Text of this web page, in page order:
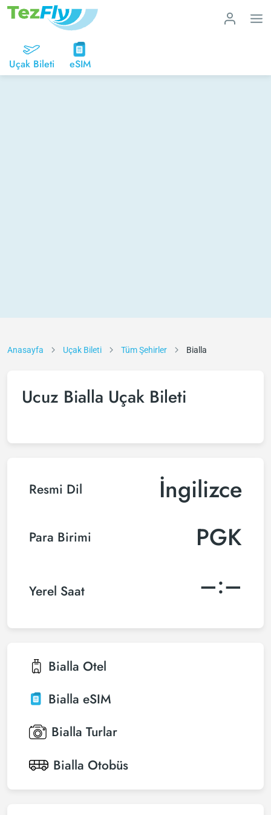
Uçak Bileti eSIM
Anasayfa Uçak Bileti Tüm Şehirler Bialla
Ucuz Bialla Uçak Bileti
Resmi Dil İngilizce
Para Birimi PGK
Yerel Saat –:–
Bialla Otel
Bialla eSIM
Bialla Turlar
Bialla Otobüs